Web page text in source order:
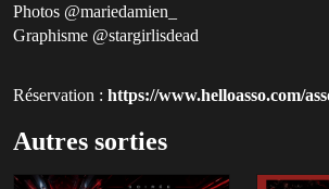
Photos @mariedamien_
Graphisme @stargirlisdead
Réservation : https://www.helloasso.com/associations/la-cohue-
Autres sorties